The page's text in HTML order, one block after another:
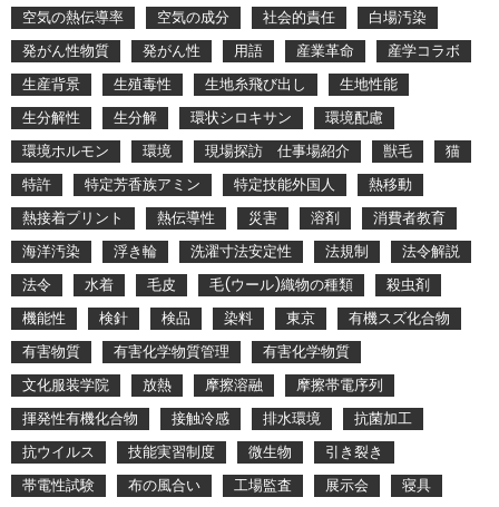
空気の熱伝導率
空気の成分 社会的責任
白場汚染
発がん性物質
発がん性 用語 産業革命
産学コラボ
生産背景
生殖毒性 生地糸飛び出し
生地性能
生分解性
生分解 環状シロキサン
環境配慮
環境ホルモン
環境 現場探訪 仕事場紹介 獣毛
猫
特許
特定芳香族アミン 特定技能外国人
熱移動
熱接着プリント
熱伝導性 災害 溶剤
消費者教育
海洋汚染
浮き輪 洗濯寸法安定性 法規制
法令解説
法令
水着 毛皮 毛(ウール)織物の種類
殺虫剤
機能性
検針 検品 染料 東京
有機スズ化合物
有害物質
有害化学物質管理
有害化学物質
文化服装学院
放熱 摩擦溶融
摩擦帯電序列
揮発性有機化合物
接触冷感 排水環境
抗菌加工
抗ウイルス
技能実習制度 微生物
引き裂き
帯電性試験
布の風合い 工場監査 展示会
寝具